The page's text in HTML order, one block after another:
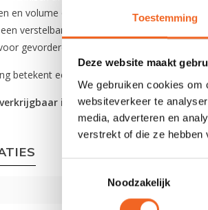
Toestemming
Deze website maakt
We gebruiken cookies om
websiteverkeer te
media, adverteren en
verstrekt of die ze hebben
Noodzakelijk
en volume op het bovendek worden
verstelbare rugsteun, stoel en
gevorderden die een river runner zoeken
betekent een iets meer basis-uitvoering,
verkrijgbaar in twee maten, namelijk de